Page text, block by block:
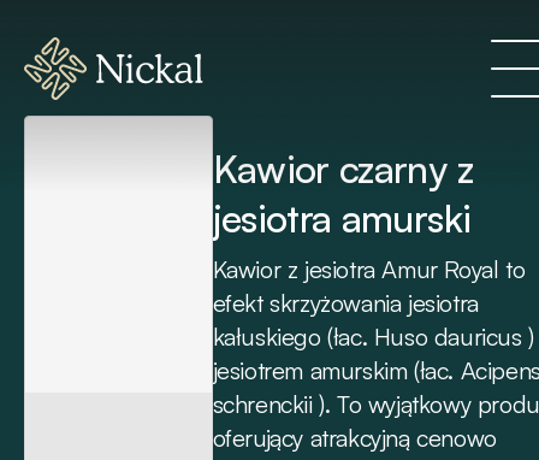
Kawior czarny z
jesiotra amurski
Kawior z jesiotra Amur Royal to
efekt skrzyżowania jesiotra
kałuskiego (łac. Huso dauricus
jesiotrem amurskim (łac.
schrenckii ). To wyjątkowy
oferujący atrakcyjną cenowo